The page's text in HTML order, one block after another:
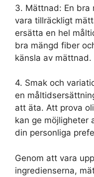
3. Mättnad: En
vara tillräckligt
ersätta en hel
bra mängd fiber
känsla av mättnad.
4. Smak och
en
att äta. Att prova
kan ge möjligheter
din personliga
Genom att vara
ingredienserna,